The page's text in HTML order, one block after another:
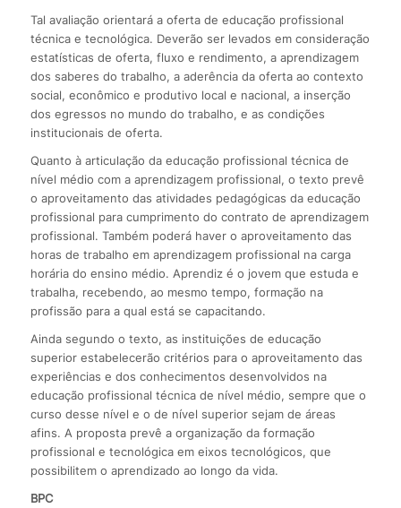
Tal avaliação orientará a oferta de educação profissional
técnica e tecnológica. Deverão ser levados em consideração
estatísticas de oferta, fluxo e rendimento, a aprendizagem
dos saberes do trabalho, a aderência da oferta ao contexto
social, econômico e produtivo local e nacional, a inserção
dos egressos no mundo do trabalho, e as condições
institucionais de oferta.
Quanto à articulação da educação profissional técnica de
nível médio com a aprendizagem profissional, o texto prevê
o aproveitamento das atividades pedagógicas da educação
profissional para cumprimento do contrato de aprendizagem
profissional. Também poderá haver o aproveitamento das
horas de trabalho em aprendizagem profissional na carga
horária do ensino médio. Aprendiz é o jovem que estuda e
trabalha, recebendo, ao mesmo tempo, formação na
profissão para a qual está se capacitando.
Ainda segundo o texto, as instituições de educação
superior estabelecerão critérios para o aproveitamento das
experiências e dos conhecimentos desenvolvidos na
educação profissional técnica de nível médio, sempre que o
curso desse nível e o de nível superior sejam de áreas
afins. A proposta prevê a organização da formação
profissional e tecnológica em eixos tecnológicos, que
possibilitem o aprendizado ao longo da vida.
BPC